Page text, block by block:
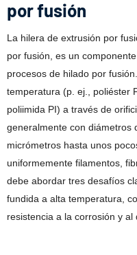
por fusión
La hilera de extrusión por
por fusión, es un
procesos de hilado por
temperatura (p. ej., poliéster
poliimida PI) a través de
generalmente con diámetros
micrómetros hasta unos
uniformemente filamentos,
debe abordar tres desafíos
fundida a alta temperatura,
resistencia a la corrosión y al